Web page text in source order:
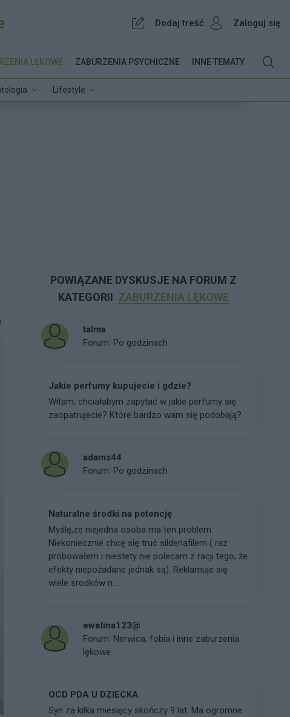
Dodaj treść Zaloguj się
Lifestyle
LĘKOWE ZABURZENIA PSYCHICZNE INNE TEMATY
POWIĄZANE DYSKUSJE NA FORUM Z
KATEGORII ZABURZENIA LĘKOWE
talma
Forum: Po godzinach
Jakie perfumy kupujecie i gdzie?
Witam, chciałabym zapytać w jakie perfumy się
zaopatrujecie? Które bardzo wam się podobają?
adams44
Forum: Po godzinach
Naturalne środki na potencję
Myślę,ze niejedna osoba ma ten problem.
Niekoniecznie chcę się truć sildenafilem ( raz
próbowałem i niestety nie polecam z racji tego, że
efekty niepożadane jednak są). Reklamuje się
wiele srodków n...
ewelina123@
Forum: Nerwica, fobia i inne zaburzenia
lękowe
OCD PDA U DZIECKA
Syn za kilka miesięcy skończy 9 lat. Ma ogromne